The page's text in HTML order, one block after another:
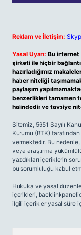
Reklam ve İletişim:
Yasal Uyarı: Bu internet
şirketi ile hiçbir
hazırladığımız
haber niteliği
paylaşım
benzerlikleri tamamen
halindedir ve tavsiye
Sitemiz, 5651 Sayılı
Kurumu (BTK)
vermektedir. Bu
veya araştırma
yazdıkları içeriklerin
bu sorumluluğu kabul
Hukuka ve yasal
içerikleri,
ilgili içerikler yasal süre